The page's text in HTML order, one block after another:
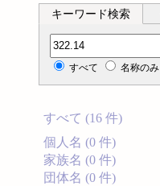
キーワード検索
分類記号検索
すべて 名称のみ
すべて (16 件)
個人名 (0 件)
家族名 (0 件)
団体名 (0 件)